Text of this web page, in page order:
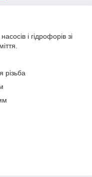
і гідрофорів зі
різьба